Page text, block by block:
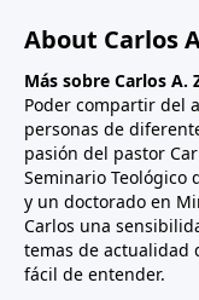
About Carlos
Más sobre Carlos A.
Poder compartir del
personas de
pasión del pastor
Seminario Teológico
y un doctorado en
Carlos una
temas de actualidad
fácil de entender.